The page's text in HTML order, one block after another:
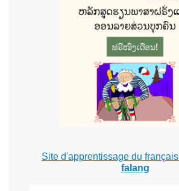
Site d'apprentissage du français
falang